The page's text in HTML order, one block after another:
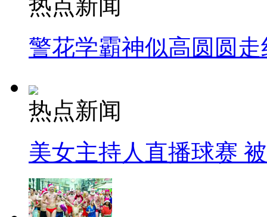
热点新闻
警花学霸神似高圆圆走
热点新闻
美女主持人直播球赛